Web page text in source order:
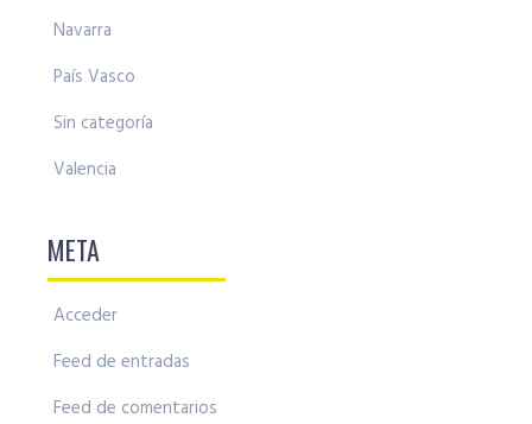
Navarra
País Vasco
Sin categoría
Valencia
META
Acceder
Feed de entradas
Feed de comentarios